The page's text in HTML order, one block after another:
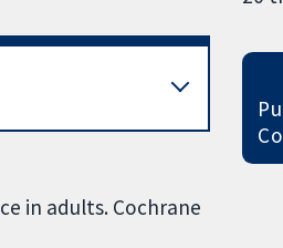
in adults. Cochrane